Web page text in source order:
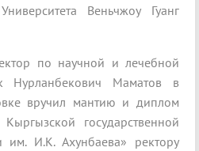
Веньчжоу Гуанг
по научной и лечебной
Нурланбекович Маматов в
вручил мантию и диплом
государственной
им. И.К. Ахунбаева» ректору